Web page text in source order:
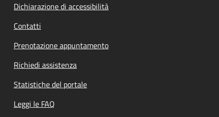
Dichiarazione di accessibilità
Contatti
Prenotazione appuntamento
Richiedi assistenza
Statistiche del portale
Leggi le FAQ